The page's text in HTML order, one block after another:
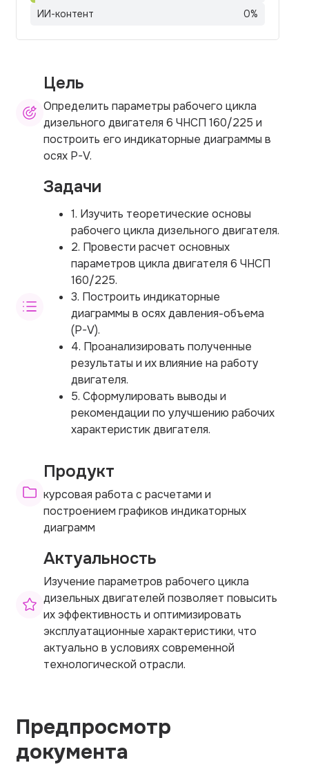
ИИ-контент
0%
Цель
Определить параметры рабочего цикла
дизельного двигателя 6 ЧНСП 160/225 и
построить его индикаторные диаграммы в
осях P-V.
Задачи
1. Изучить теоретические основы
рабочего цикла дизельного двигателя.
2. Провести расчет основных
параметров цикла двигателя 6 ЧНСП
160/225.
3. Построить индикаторные
диаграммы в осях давления-объема
(P-V).
4. Проанализировать полученные
результаты и их влияние на работу
двигателя.
5. Сформулировать выводы и
рекомендации по улучшению рабочих
характеристик двигателя.
Продукт
курсовая работа с расчетами и
построением графиков индикаторных
диаграмм
Актуальность
Изучение параметров рабочего цикла
дизельных двигателей позволяет повысить
их эффективность и оптимизировать
эксплуатационные характеристики, что
актуально в условиях современной
технологической отрасли.
Предпросмотр
документа